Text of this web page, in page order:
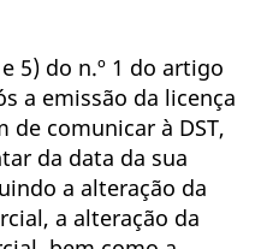
5) do n.º 1 do artigo
a emissão da licença
de comunicar à DST,
da data da sua
a alteração da
a alteração da